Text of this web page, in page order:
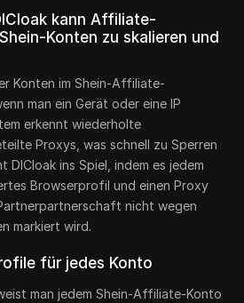
kann Affiliate-
Konten zu skalieren und
Konten im Shein-Affiliate-
man ein Gerät oder eine IP
erkennt wiederholte
Proxys, was schnell zu Sperren
DICloak ins Spiel, indem es jedem
Browserprofil und einen Proxy
nicht wegen
markiert wird.
für jedes Konto
man jedem Shein-Affiliate-Konto